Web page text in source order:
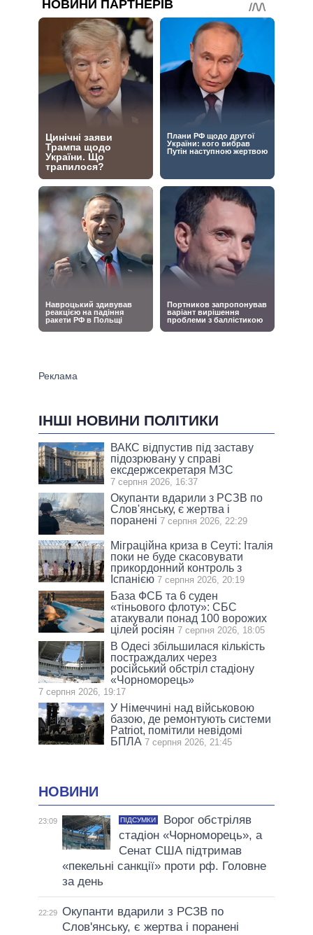
ІНШІ НОВИНИ ПОЛІТИКИ
ВАКС відпустив під заставу
підозрювану у справі
ексдержсекретаря МЗС
7 серпня 2026, 16:37
Окупанти вдарили з РСЗВ по
Слов'янську, є жертва і
поранені 7 серпня 2026, 22:29
Міграційна криза в Сеуті: Італія
поки не буде скасовувати
прикордонний контроль з
Іспанією 7 серпня 2026, 20:19
База ФСБ та 6 суден
«тіньового флоту»: СБС
атакували понад 100 ворожих
цілей росіян 7 серпня 2026, 18:05
В Одесі збільшилася кількість
постраждалих через
російський обстріл стадіону
«Чорноморець»
7 серпня 2026, 19:17
У Німеччині над військовою
базою, де ремонтують системи
Patriot, помітили невідомі
БПЛА 7 серпня 2026, 21:45
НОВИНИ
23:09 ПІДСУМКИ
Ворог обстріляв
стадіон «Чорноморець», а
Сенат США підтримав
«пекельні санкції» проти рф. Головне
за день
22:29 Окупанти вдарили з РСЗВ по
Слов'янську, є жертва і поранені